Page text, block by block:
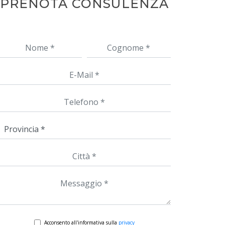
PRENOTA CONSULENZA
Acconsento all'informativa sulla privacy